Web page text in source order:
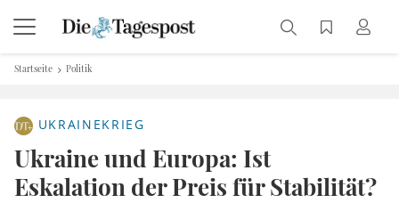
Startseite Politik
UKRAINEKRIEG
Ukraine und Europa: Ist
Eskalation der Preis für Stabilität?